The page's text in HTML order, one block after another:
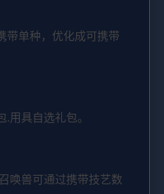
带单种，优化成可携带
用具自选礼包。
唤兽可通过携带技艺数